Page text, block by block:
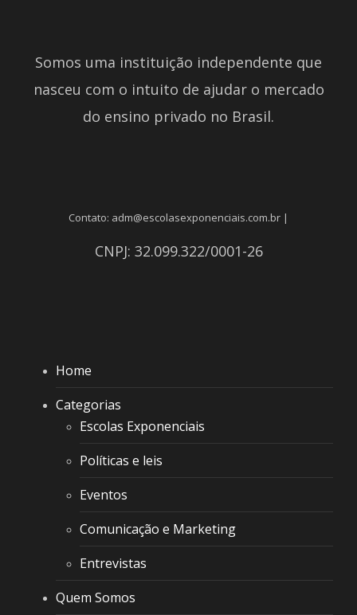
Somos uma instituição independente que
nasceu com o intuito de ajudar o mercado
do ensino privado no Brasil.
Contato: adm@escolasexponenciais.com.br |
CNPJ: 32.099.322/0001-26
Home
Categorias
Escolas Exponenciais
Políticas e leis
Eventos
Comunicação e Marketing
Entrevistas
Quem Somos